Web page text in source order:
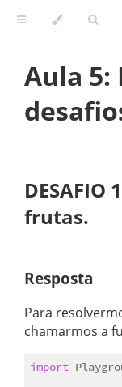
Aula 5:
DESAFIO
frutas.
Resposta
Para
chamarmos a
import